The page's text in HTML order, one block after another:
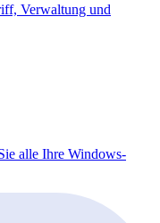
Verwaltung und
alle Ihre Windows-